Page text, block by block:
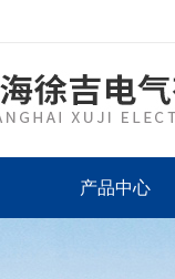
产品中心